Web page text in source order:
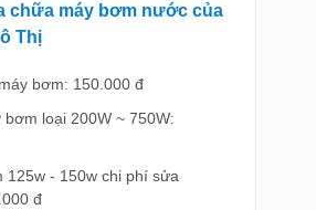
chữa máy bơm nước của
Thị
bơm: 150.000 đ
bơm loại 200W ~ 750W:
125w - 150w chi phí sửa
đ